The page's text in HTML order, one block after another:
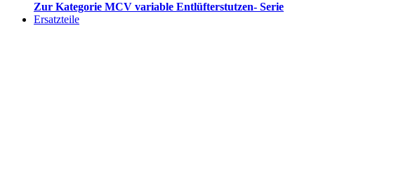
Zur Kategorie MCV variable Entlüfterstutzen- Serie
Ersatzteile